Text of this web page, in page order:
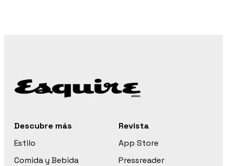
Descubre más
Estilo
Comida y Bebida
Revista
App Store
Pressreader